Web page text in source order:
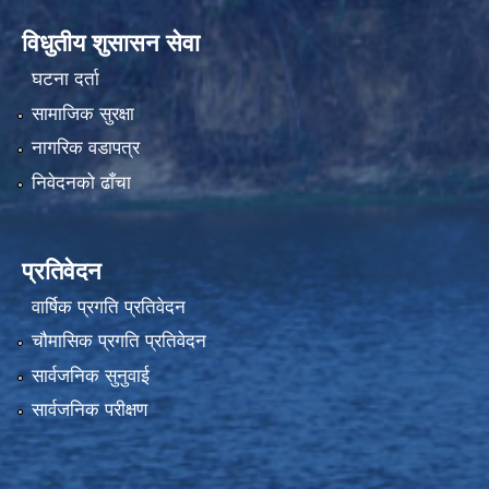
विधुतीय शुसासन सेवा
घटना दर्ता
सामाजिक सुरक्षा
नागरिक वडापत्र
निवेदनको ढाँचा
प्रतिवेदन
वार्षिक प्रगति प्रतिवेदन
चौमासिक प्रगति प्रतिवेदन
सार्वजनिक सुनुवाई
सार्वजनिक परीक्षण